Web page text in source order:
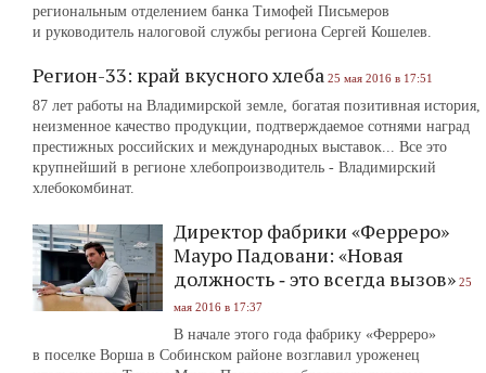
региональным отделением банка Тимофей Письмеров
и руководитель налоговой службы региона Сергей Кошелев.
Регион-33: край вкусного хлеба 25 мая 2016 в 17:51
87 лет работы на Владимирской земле, богатая позитивная история,
неизменное качество продукции, подтверждаемое сотнями наград
престижных российских и международных выставок... Все это
крупнейший в регионе хлебопроизводитель - Владимирский
хлебокомбинат.
Директор фабрики «Ферреро»
Мауро Падовани: «Новая
должность ‑ это всегда вызов» 25
мая 2016 в 17:37
В начале этого года фабрику «Ферреро»
в поселке Ворша в Собинском районе возглавил уроженец